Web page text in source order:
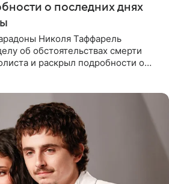
о последних днях
Николя Таффарель
об обстоятельствах смерти
и раскрыл подробности о